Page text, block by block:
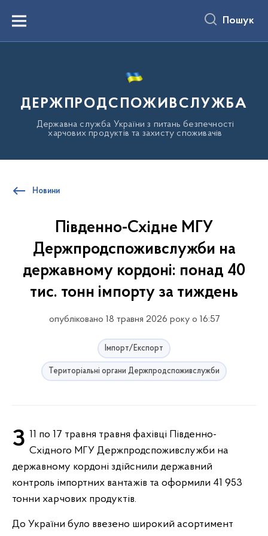
вмістуMenu Пошук
ДЕРЖПРОДСПОЖИВСЛУЖБА
Державна служба України з питань безпечності
харчових продуктів та захисту споживачів
Новини
Південно-Східне МГУ
Держпродспоживслужби на
державному кордоні: понад 40
тис. тонн імпорту за тиждень
опубліковано 18 травня 2026 року о 16:57
Імпорт/Експорт
Територіальні органи Держпродспоживслужби
З 11 по 17 травня травня фахівці Південно- Східного МГУ Держпродспоживслужби на
державному кордоні здійснили державний
контроль імпортних вантажів та оформили 41 953
тонни харчових продуктів.
До України було ввезено широкий асортимент